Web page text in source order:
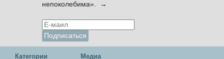
непоколебима». →
Категории Медиа